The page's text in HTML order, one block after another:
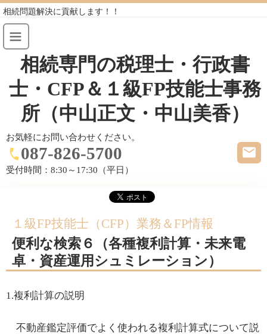
相続問題解決に貢献します！！
相続専門の税理士・行政書
士・CFP＆１級FP技能士事務
所（中山正文・中山美香）
お気軽にお問い合わせください。
087-826-5700
受付時間： 8:30～17:30（平日）
１級FP技能士（CFP）業務＆FP情報
便利な検索６（各種複利計算・未来電
卓・資産運用シュミレーション）
1.複利計算の説明
不動産鑑定評価でよく使われる複利計算式について説